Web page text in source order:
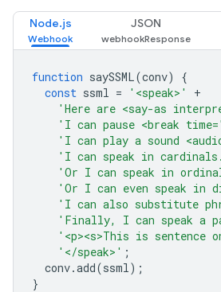
Node.js JSON
function saySSML(conv)
{
const ssml = '<speak>'
+
'Here are <say-as
'I can pause <break
'I can play a sound
'I can speak in
'Or I can speak in
'Or I can even speak in
'I can also substitute
'Finally, I can speak a
'<p><s>This is sentence
'</speak>' ;
conv.add(ssml);
}